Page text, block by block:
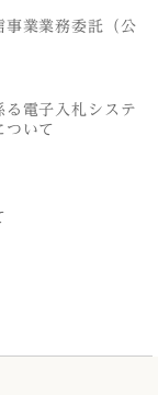
事業業務委託（公
電子入札システ
ついて